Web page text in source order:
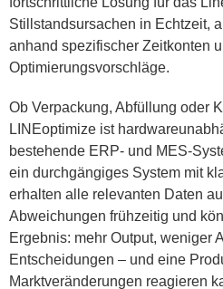
Stillstandsursachen in Echtzeit,
anhand spezifischer Zeitkonten
Optimierungsvorschläge.
Ob Verpackung, Abfüllung oder
LINEoptimize ist
bestehende ERP- und MES-
ein durchgängiges System mit
erhalten alle relevanten Daten
Abweichungen frühzeitig und
Ergebnis: mehr Output, weniger
Entscheidungen – und eine
Marktveränderungen reagieren